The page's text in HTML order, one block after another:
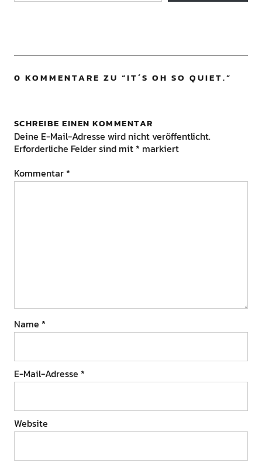
0 KOMMENTARE ZU “IT´S OH SO QUIET.”
SCHREIBE EINEN KOMMENTAR
Deine E-Mail-Adresse wird nicht veröffentlicht.
Erforderliche Felder sind mit * markiert
Kommentar *
Name *
E-Mail-Adresse *
Website